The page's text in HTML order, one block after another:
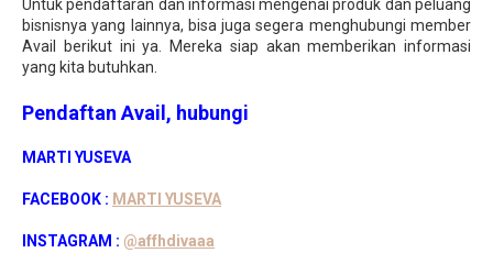
Untuk pendaftaran dan informasi mengenai produk dan peluang
bisnisnya yang lainnya, bisa juga segera menghubungi member
Avail berikut ini ya. Mereka siap akan memberikan informasi
yang kita butuhkan.
Pendaftan Avail, hubungi
MARTI YUSEVA
FACEBOOK : MARTI YUSEVA
INSTAGRAM : @affhdivaaa